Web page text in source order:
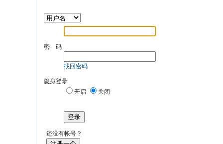
密 码
找回密码
隐身登录
开启
关闭
登录
还没有帐号？